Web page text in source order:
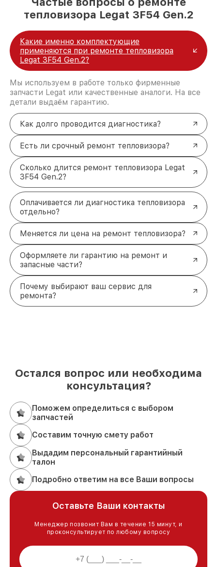
тепловизора Legat 3F54 Gen.2
Какие именно комплектующие
применяются при ремонте тепловизора
Legat 3F54 Gen.2?
Мы используем в работе только фирменные
запчасти Legat или качественные аналоги. На все
детали выдаём гарантию.
Как долго проводится диагностика?
Есть ли срочный ремонт тепловизора?
Сколько длится ремонт тепловизора Legat
3F54 Gen.2?
Оплачивается ли диагностика тепловизора
отдельно?
Меняется ли цена на ремонт тепловизора?
Оформляете ли гарантию на ремонт и
запасные части?
Почему выбирают ваш сервис для
ремонта?
Остался вопрос или необходима
консультация?
Поможем определиться с выбором
запчастей
Составим точную смету работ
Выдадим персональный гарантийный
талон
Подробно ответим на все Ваши вопросы
Оставьте Ваши контакты
Менеджер позвонит Вам в течение 15 минут, и
проконсультирует по любому вопросу